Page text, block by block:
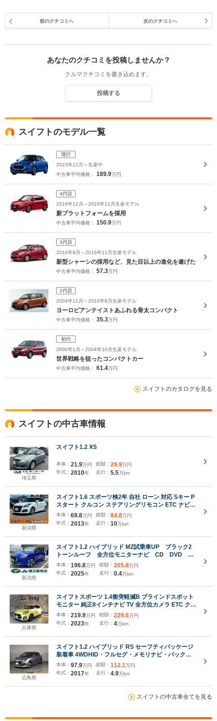
前のクチコミへ 次のクチコミへ
あなたのクチコミを投稿しませんか？
クルマクチコミを書き込めます。
投稿する
スイフトのモデル一覧
現行
2023年12月～生産中
中古車平均価格： 189.9万円
4代目
2016年12月～2023年11月生産モデル
新プラットフォームを採用
中古車平均価格： 150.9万円
3代目
2010年9月～2016年11月生産モデル
新型シャーシの採用など、見た目以上の進化を遂げた
中古車平均価格： 57.3万円
2代目
2004年11月～2010年8月生産モデル
ヨーロピアンテイストあふれる骨太コンパクト
中古車平均価格： 35.3万円
初代
2000年1月～2004年10月生産モデル
世界戦略を狙ったコンパクトカー
中古車平均価格： 61.4万円
スイフトのカタログを見る
スイフトの中古車情報
埼玉県
スイフト1.2 XS
本体： 21.9万円
年式： 2010年
総額： 29.9万円
走行： 5.5万km
新潟県
スイフト1.6 スポーツ検2年 自社 ローン 対応 Sキー P
スタート クルコン ステアリングリモコン ETC ナビ
フルセグ CD DVD Bluetooth フォグ アルミ
本体： 69.8万円
年式： 2013年
総額： 84.8万円
走行： 10万km
新潟県
スイフト1.2 ハイブリッド MZ試乗車UP ブラック2
トーンルーフ 全方位モニターナビ CD DVD
Bluetooth フルセグTV スマートキー 純正16イン
チアルミ スマートキー 両側シートヒーター ブラ
インドスポットモニター
本体： 196.8万円
年式： 2025年
総額： 205.8万円
走行： 0.4万km
兵庫県
スイフトスポーツ 1.4衝突軽減B ブラインドスポット
モニター 純正8インチナビ TV 全方位カメラ ETC クル
ーズコントロール 革巻きステアリング LEDヘッドラ
イト フォグライト スマートキー プッシュスタート 純
正アルミホイール
本体： 219.9万円
年式： 2023年
総額： 229.6万円
走行： 4万km
広島県
スイフト1.2 ハイブリッド RS セーフティパッケージ
装着車 4WDHID・フルセグ・メモリナビ・バックカ
メラ・純正AW・シートヒーター・ETC・禁煙車
本体： 97.9万円
年式： 2017年
総額： 112.1万円
走行： 4.9万km
スイフトの中古車全てを見る